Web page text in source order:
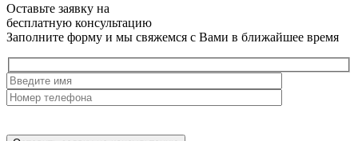
Оставьте заявку на
бесплатную консультацию
Заполните форму и мы свяжемся с Вами в ближайшее время